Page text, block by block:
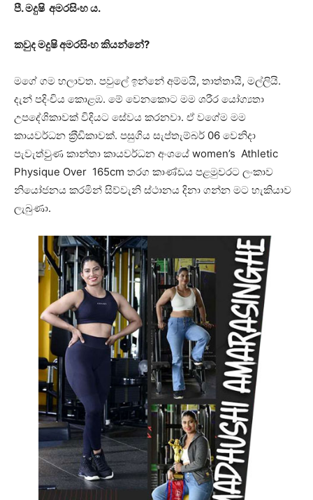
පී. මදුෂි අමරසිංහ ය.
කවුද මදුෂි අමරසිංහ කියන්නේ?
මගේ ගම හලාවත. පවුලේ ඉන්නේ අම්මයි, තාත්තායි, මල්ලියි.
දැන් පදිංචිය කොළඹ. මේ වෙනකොට මම ශරීර යෝග්‍යතා
උපදේශිකාවක් විදියට සේවය කරනවා. ඒ වගේම මම
කායවර්ධන ක‍්‍රීඩිකාවක්. පසුගිය සැප්තැම්බර් 06 වෙනිදා
පැවැත්වුුණ කාන්තා කායවර්ධන අංශයේ women’s Athletic
Physique Over 165cm තරග කාණ්ඩය පළමුවරට ලංකාව
නියෝජනය කරමින් සිව්වැනි ස්ථානය දිනා ගන්න මට හැකියාව
ලැබුණා.